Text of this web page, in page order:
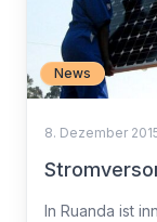
News
8. Dezember
In Ruanda ist